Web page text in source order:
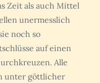
Zeit als auch Mittel
unermesslich
noch so
auf einen
Alle
unter göttlicher